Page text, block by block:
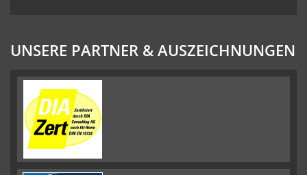
UNSERE PARTNER & AUSZEICHNUNGEN